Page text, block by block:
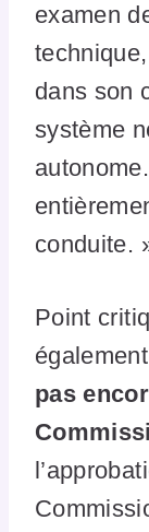
examen
dans son
système
conduite.
Point
pas